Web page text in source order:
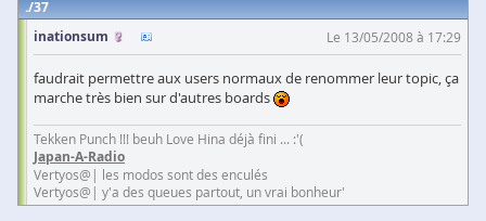
37
inationsum
Le 13/05/2008 à 17:29
faudrait permettre aux users normaux de renommer leur topic, ça
marche très bien sur d'autres boards
Tekken Punch !!! beuh Love Hina déjà fini ... :'(
Japan-A-Radio
Vertyos@| les modos sont des enculés
Vertyos@| y'a des queues partout, un vrai bonheur'